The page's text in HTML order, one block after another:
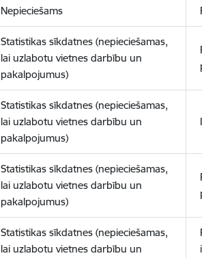
Nepieciešams
Statistikas sīkdatnes (nepieciešamas,
lai uzlabotu vietnes darbību un
pakalpojumus)
Statistikas sīkdatnes (nepieciešamas,
lai uzlabotu vietnes darbību un
pakalpojumus)
Statistikas sīkdatnes (nepieciešamas,
lai uzlabotu vietnes darbību un
pakalpojumus)
Statistikas sīkdatnes (nepieciešamas,
lai uzlabotu vietnes darbību un